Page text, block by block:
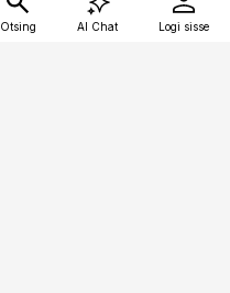
Otsing AI Chat Logi sisse